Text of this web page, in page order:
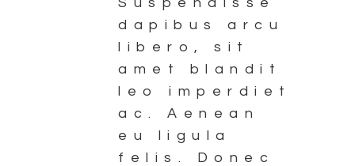
dapibus arcu
libero, sit
amet blandit
leo imperdiet
ac. Aenean
eu ligula
felis. Donec